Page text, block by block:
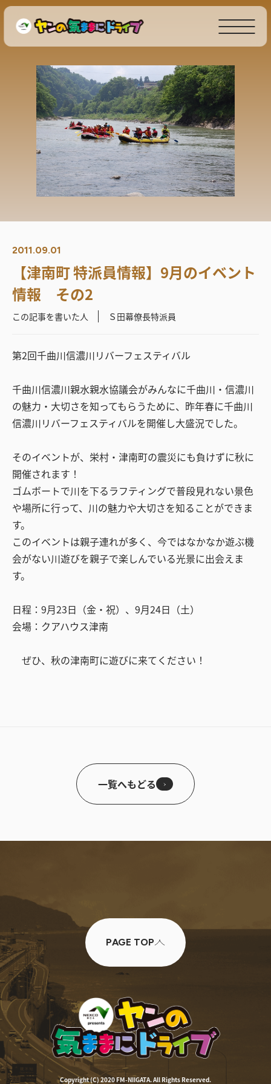
2011.09.01
【津南町 特派員情報】9月のイベント
情報 その2
この記事を書いた人 Ｓ田幕僚長特派員
第2回千曲川信濃川リバーフェスティバル
千曲川信濃川親水親水協議会がみんなに千曲川・信濃川
の魅力・大切さを知ってもらうために、昨年春に千曲川
信濃川リバーフェスティバルを開催し大盛況でした。
そのイベントが、栄村・津南町の震災にも負けずに秋に
開催されます！
ゴムボートで川を下るラフティングで普段見れない景色
や場所に行って、川の魅力や大切さを知ることができま
す。
このイベントは親子連れが多く、今ではなかなか遊ぶ機
会がない川遊びを親子で楽しんでいる光景に出会えま
す。
日程：9月23日（金・祝）、9月24日（土）
会場：クアハウス津南
ぜひ、秋の津南町に遊びに来てください！
一覧へもどる
PAGE TOP
Copyright (C) 2020 FM-NIIGATA. All Rights Reserved.